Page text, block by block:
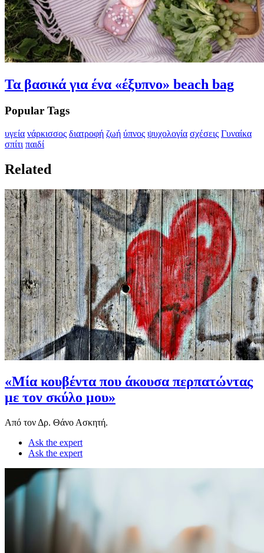
Τα βασικά για ένα «έξυπνο» beach bag
Popular Tags
υγεία νάρκισσος διατροφή ζωή ύπνος ψυχολογία σχέσεις Γυναίκα
σπίτι παιδί
Related
«Μία κουβέντα που άκουσα περπατώντας
με τον σκύλο μου»
Από τον Δρ. Θάνο Ασκητή.
Ask the expert
Ask the expert